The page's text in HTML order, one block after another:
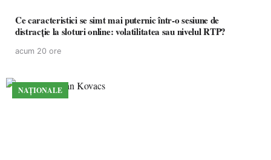
Ce caracteristici se simt mai puternic într-o sesiune de
distracție la sloturi online: volatilitatea sau nivelul RTP?
acum 20 ore
NAȚIONALE